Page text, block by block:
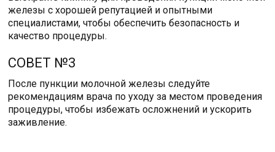
железы с хорошей репутацией и опытными
специалистами, чтобы обеспечить безопасность и
качество процедуры.
СОВЕТ №3
После пункции молочной железы следуйте
рекомендациям врача по уходу за местом проведения
процедуры, чтобы избежать осложнений и ускорить
заживление.